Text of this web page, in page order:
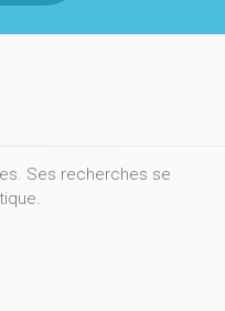
Ses recherches se